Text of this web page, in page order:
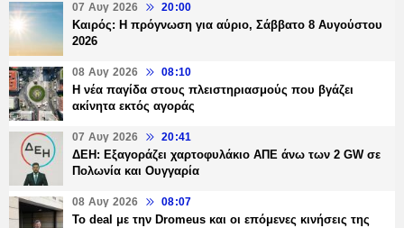
07 Αυγ 2026 20:00
Καιρός: Η πρόγνωση για αύριο, Σάββατο 8 Αυγούστου
2026
08 Αυγ 2026 08:10
Η νέα παγίδα στους πλειστηριασμούς που βγάζει
ακίνητα εκτός αγοράς
07 Αυγ 2026 20:41
ΔΕΗ: Εξαγοράζει χαρτοφυλάκιο ΑΠΕ άνω των 2 GW σε
Πολωνία και Ουγγαρία
08 Αυγ 2026 08:07
Το deal με την Dromeus και οι επόμενες κινήσεις της